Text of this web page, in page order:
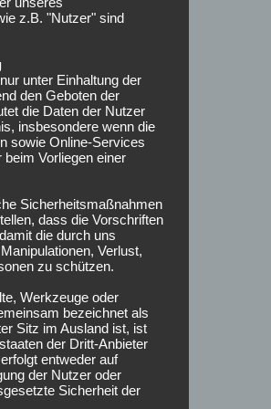
for DFB
für
und
z.B. "Nutzer" sind
unter Einhaltung der
den Geboten der
die Daten der Nutzer
insbesondere wenn die
sowie Online-Services
Vorliegen einer
Sicherheitsmaßnahmen
dass die Vorschriften
die durch uns
Verlust,
zu schützen.
Werkzeuge oder
bezeichnet als
Sitz im Ausland ist, ist
der Dritt-Anbieter
entweder auf
der Nutzer oder
Sicherheit der